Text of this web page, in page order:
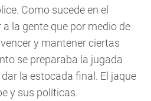
Como sucede en el
a la gente que por medio de
y mantener ciertas
se preparaba la jugada
la estocada final. El jaque
y sus políticas.